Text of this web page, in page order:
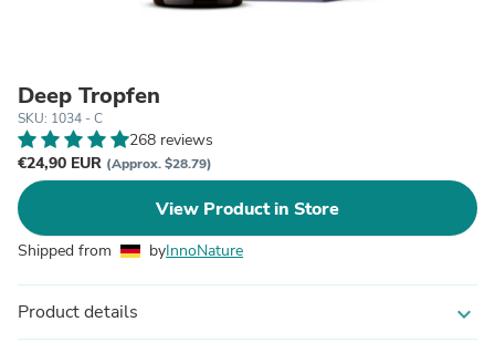
Deep Tropfen
SKU: 1034 - C
268 reviews
€24,90 EUR (Approx. $28.79)
View Product in Store
Shipped from byInnoNature
Product details expand_more